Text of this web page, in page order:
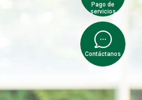
Pago de
servicios
Contáctanos